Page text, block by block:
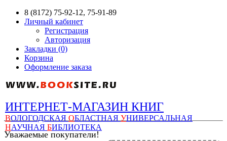
8 (8172) 75-92-12, 75-91-89
Личный кабинет
Регистрация
Авторизация
Закладки (0)
Корзина
Оформление заказа
ИНТЕРНЕТ-МАГАЗИН КНИГ
ВОЛОГОДСКАЯ ОБЛАСТНАЯ УНИВЕРСАЛЬНАЯ
НАУЧНАЯ БИБЛИОТЕКА
Уважаемые покупатели!